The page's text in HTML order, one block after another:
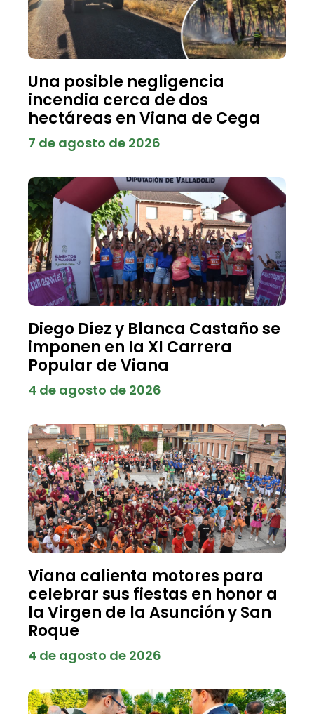
Una posible negligencia
incendia cerca de dos
hectáreas en Viana de Cega
7 de agosto de 2026
Diego Díez y Blanca Castaño se
imponen en la XI Carrera
Popular de Viana
4 de agosto de 2026
Viana calienta motores para
celebrar sus fiestas en honor a
la Virgen de la Asunción y San
Roque
4 de agosto de 2026